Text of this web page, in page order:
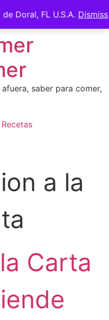
Doral, FL U.S.A. Dismiss
-
saber para comer,
Recetas
a la
Carta